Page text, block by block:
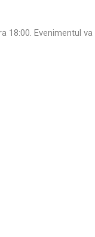
18:00. Evenimentul